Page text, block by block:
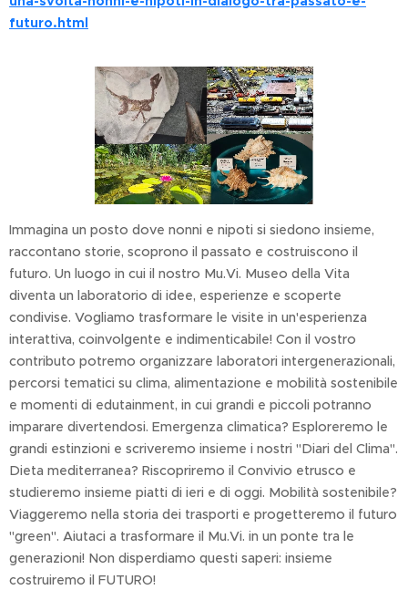
futuro.html
Immagina un posto dove nonni e nipoti si siedono insieme,
raccontano storie, scoprono il passato e costruiscono il
futuro. Un luogo in cui il nostro Mu.Vi. Museo della Vita
diventa un laboratorio di idee, esperienze e scoperte
condivise. Vogliamo trasformare le visite in un'esperienza
interattiva, coinvolgente e indimenticabile! Con il vostro
contributo potremo organizzare laboratori intergenerazionali,
percorsi tematici su clima, alimentazione e mobilità sostenibile
e momenti di edutainment, in cui grandi e piccoli potranno
imparare divertendosi. Emergenza climatica? Esploreremo le
grandi estinzioni e scriveremo insieme i nostri "Diari del Clima".
Dieta mediterranea? Riscopriremo il Convivio etrusco e
studieremo insieme piatti di ieri e di oggi. Mobilità sostenibile?
Viaggeremo nella storia dei trasporti e progetteremo il futuro
"green". Aiutaci a trasformare il Mu.Vi. in un ponte tra le
generazioni! Non disperdiamo questi saperi: insieme
costruiremo il FUTURO!